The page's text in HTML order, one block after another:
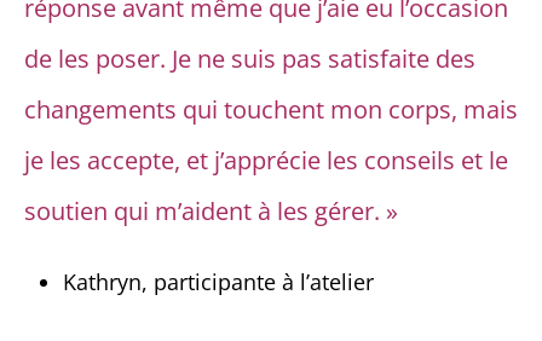
réponse avant même que j’aie eu l’occasion
de les poser. Je ne suis pas satisfaite des
changements qui touchent mon corps, mais
je les accepte, et j’apprécie les conseils et le
soutien qui m’aident à les gérer. »
Kathryn, participante à l’atelier